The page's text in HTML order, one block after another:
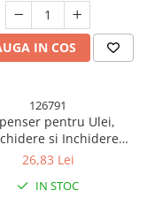
IN COS
126791
pentru Ulei,
si Inchidere
a Rezervorul, cu
26.1x6.2x6.2cm, Gri
26,83 Lei
IN STOC